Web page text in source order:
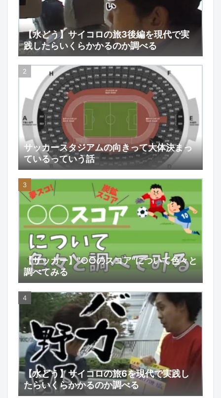
【水どう】サイコロの旅3後編を現代で実
践したらいくらかかるのか調べる
サッカースタジアムの向きって大体決まっ
ているっていう話
【サッカー】"○○のスコア"について色々と
調べてみる
【水どう】サイコロの旅6を現代で実践し
たらいくらかかるのか調べる